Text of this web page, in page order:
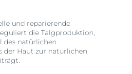
und reparierende
die Talgproduktion,
des natürlichen
der Haut zur natürlichen